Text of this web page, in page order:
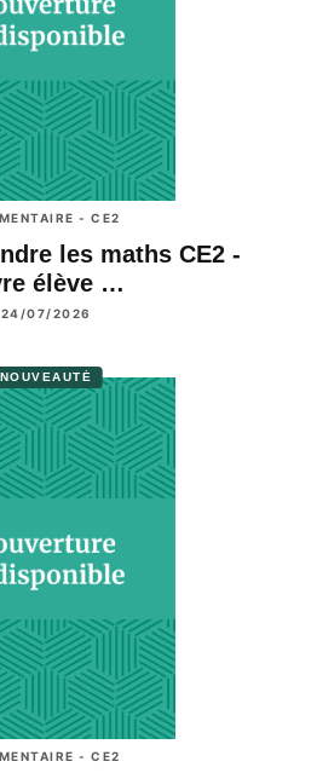
- CE2
les maths CE2 -
élève …
24/07/2026
NOUVEAUTÉ
- CE2